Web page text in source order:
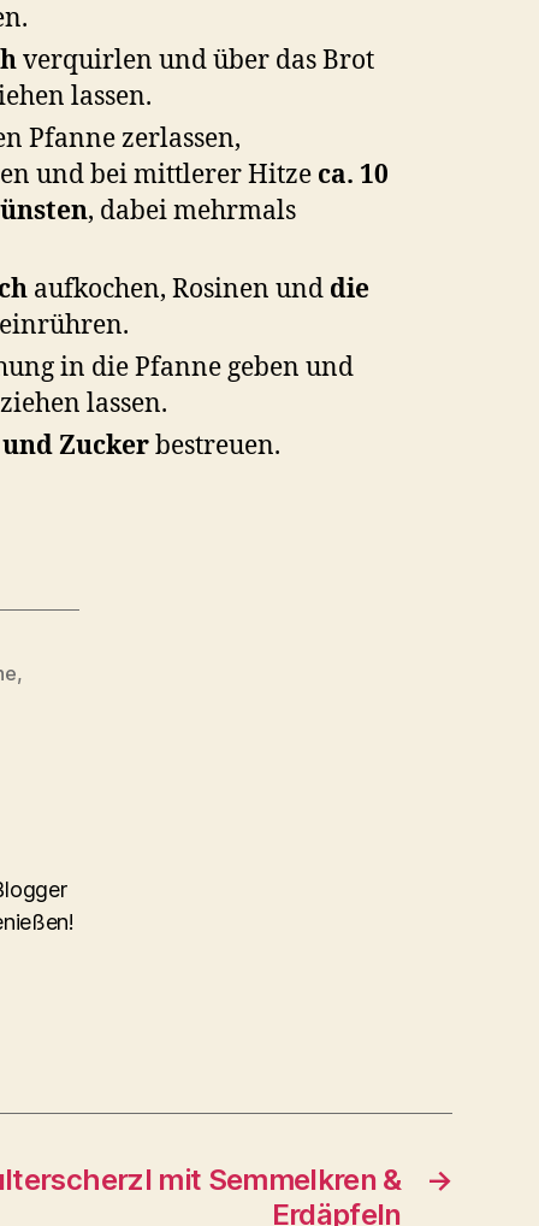
verquirlen und über das Brot
lassen.
Pfanne zerlassen,
und bei mittlerer Hitze ca. 10
, dabei mehrmals
aufkochen, Rosinen und die
in die Pfanne geben und
lassen.
Zuckerbestreuen.
,
→
mit Semmelkren &
Erdäpfeln